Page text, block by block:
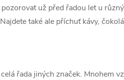
už před řadou let u
také ale příchuť kávy,
řada jiných značek. Mnohem